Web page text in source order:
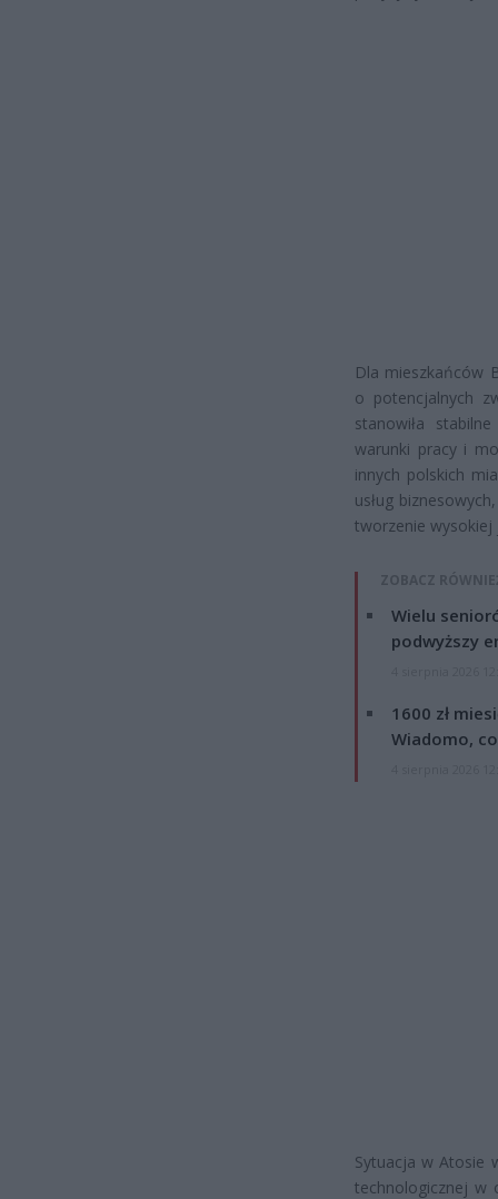
Dla mieszkańców
o potencjalnych
stanowiła
warunki pracy i
innych polskich
usług
tworzenie wysokiej
ZOBACZ
Wielu
podwyższy
1600 zł
Wiadomo,
Sytuacja w Atosie
technologicznej w